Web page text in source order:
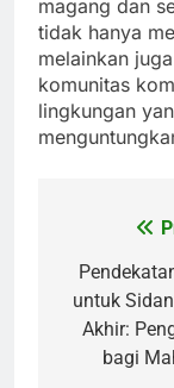
magang dan
tidak hanya
melainkan
komunitas
lingkungan
untuk
Akhir:
bagi